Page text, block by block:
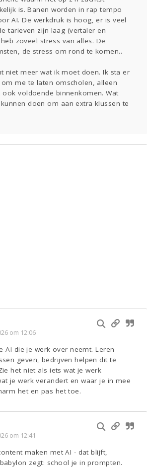
Viva zoekt
Doen
Zien
is. Banen worden in rap tempo
AI. De werkdruk is hoog, er is veel
tarieven zijn laag (vertaler en
zoveel stress van alles. De
de stress om rond te komen..
niet meer wat ik moet doen. Ik sta er
me te laten omscholen, alleen
voldoende binnenkomen. Wat
doen om aan extra klussen te
om 12:06
AI die je werk over neemt. Leren
geven, bedrijven helpen dit te
het niet als iets wat je werk
je werk verandert en waar je in mee
het en pas het toe.
om 12:41
maken met AI - dat blijft,
zegt: school je in prompten.